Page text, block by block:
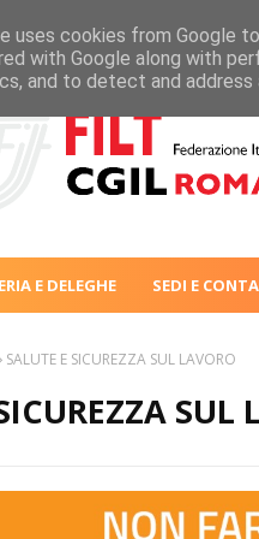
E DELEGHE SEDI E
SALUTE E SICUREZZA SUL LAVORO
SUL
uses cookies from Google
with Google along with
and to detect and address